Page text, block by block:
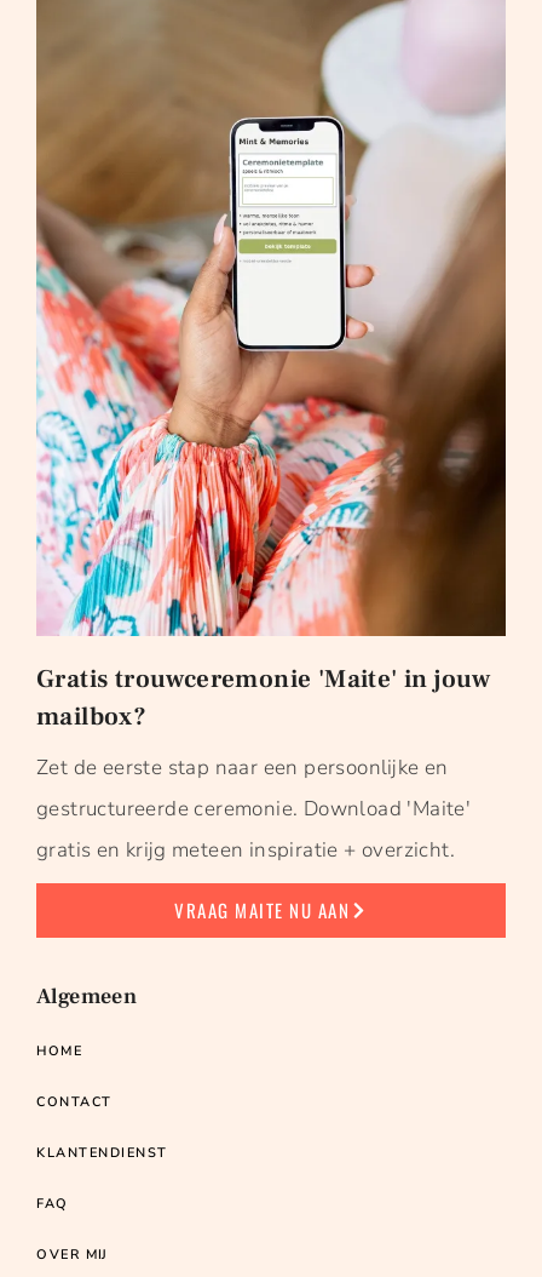
Gratis trouwceremonie 'Maite' in jouw
mailbox?
Zet de eerste stap naar een persoonlijke en
gestructureerde ceremonie. Download 'Maite'
gratis en krijg meteen inspiratie + overzicht.
VRAAG MAITE NU AAN
Algemeen
HOME
CONTACT
KLANTENDIENST
FAQ
OVER MIJ